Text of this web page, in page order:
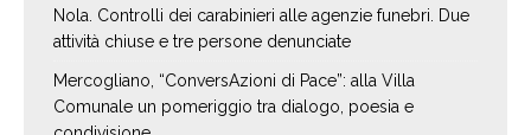
Nola. Controlli dei carabinieri alle agenzie funebri. Due
attività chiuse e tre persone denunciate
Mercogliano, “ConversAzioni di Pace”: alla Villa
Comunale un pomeriggio tra dialogo, poesia e